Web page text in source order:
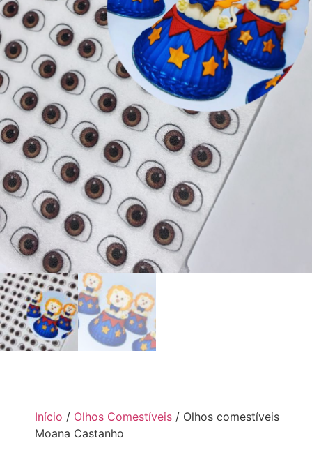
Início / Olhos Comestíveis / Olhos comestíveis
Moana Castanho